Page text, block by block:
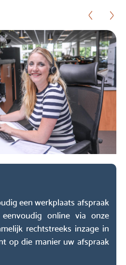
een werkplaats afspraak
online via onze
rechtstreeks inzage in
op die manier uw afspraak